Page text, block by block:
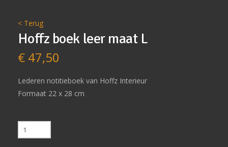
< Terug
Hoffz boek leer maat L
€47,50
Lederen notitieboek van Hoffz Interieur
Formaat 22 x 28 cm
Hoffz
boek